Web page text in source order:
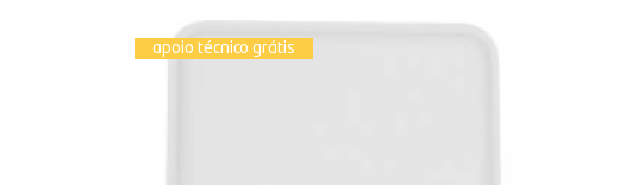
apoio técnico grátis